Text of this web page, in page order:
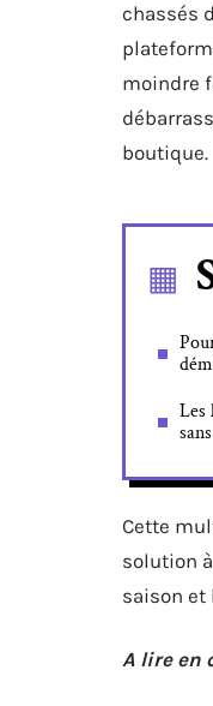
chassés
moindre
boutique.
Les
Cette
solution
saison et
A lire en